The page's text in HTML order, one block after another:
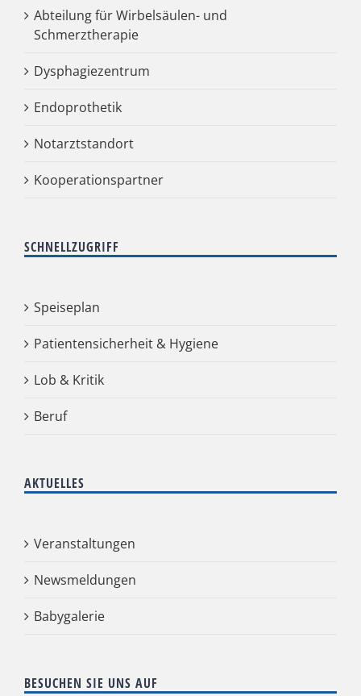
Abteilung für Wirbelsäulen- und
Schmerztherapie
Dysphagiezentrum
Endoprothetik
Notarztstandort
Kooperationspartner
SCHNELLZUGRIFF
Speiseplan
Patientensicherheit & Hygiene
Lob & Kritik
Beruf
AKTUELLES
Veranstaltungen
Newsmeldungen
Babygalerie
BESUCHEN SIE UNS AUF